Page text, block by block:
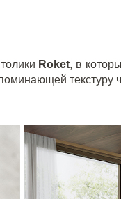
Roket, в
текстуру